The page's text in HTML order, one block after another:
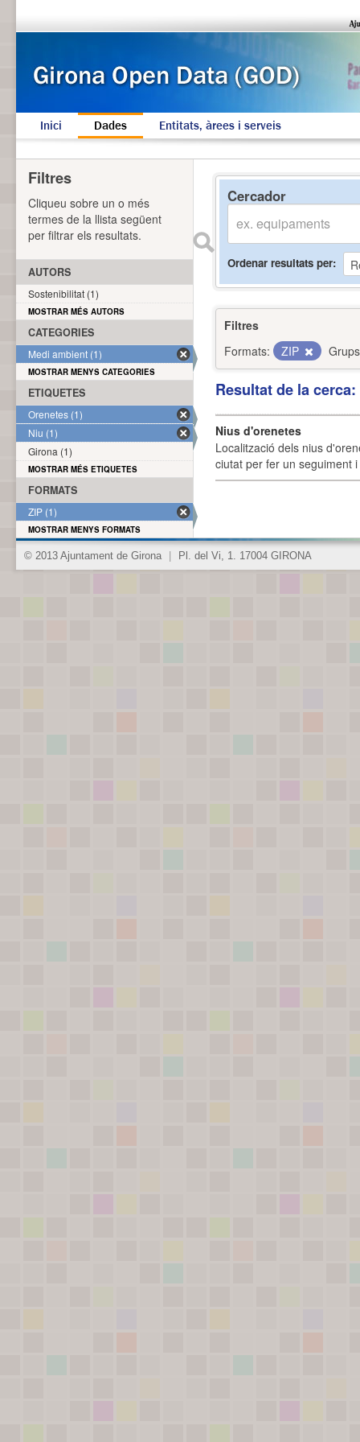
Inici Dades Entitats, àrees i serveis
Cercador
Ordenar resultats per
Filtres
Formats:
ZIP
Resultat de la
Nius d'orenetes
Localització dels nius
ciutat per fer un seguiment
Filtres
Cliqueu sobre un o més
termes de la llista següent
per filtrar els resultats.
AUTORS
Sostenibilitat (1)
MOSTRAR MÉS AUTORS
CATEGORIES
Medi ambient (1)
MOSTRAR MENYS CATEGORIES
ETIQUETES
Orenetes (1)
Niu (1)
Girona (1)
MOSTRAR MÉS ETIQUETES
FORMATS
ZIP (1)
MOSTRAR MENYS FORMATS
© 2013 Ajuntament de Girona Pl. del Vi, 1. 17004 GIRONA